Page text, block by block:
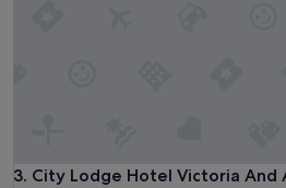
3. City Lodge Hotel Victoria
City Lodge Hotel Victoria And